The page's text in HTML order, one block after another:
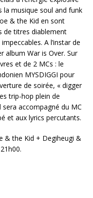
musique soul and funk
& the Kid en sont
de titres diablement
A l’instar de
album War is Over. Sur
et de 2 MCs : le
MYSDIGGI pour
de soirée, « digger
trip-hop plein de
accompagné du MC
et aux lyrics percutants.
& the Kid + Degiheugi &